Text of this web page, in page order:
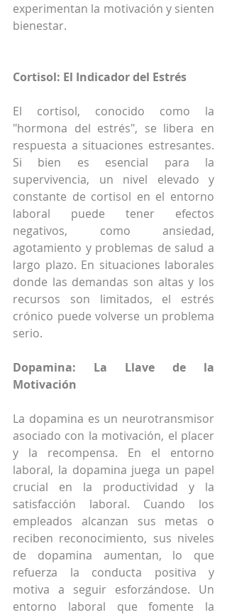
experimentan la motivación y sienten
bienestar.
Cortisol: El Indicador del Estrés
El cortisol, conocido como la
"hormona del estrés", se libera en
respuesta a situaciones estresantes.
Si bien es esencial para la
supervivencia, un nivel elevado y
constante de cortisol en el entorno
laboral puede tener efectos
negativos, como ansiedad,
agotamiento y problemas de salud a
largo plazo. En situaciones laborales
donde las demandas son altas y los
recursos son limitados, el estrés
crónico puede volverse un problema
serio.
Dopamina: La Llave de la
Motivación
La dopamina es un neurotransmisor
asociado con la motivación, el placer
y la recompensa. En el entorno
laboral, la dopamina juega un papel
crucial en la productividad y la
satisfacción laboral. Cuando los
empleados alcanzan sus metas o
reciben reconocimiento, sus niveles
de dopamina aumentan, lo que
refuerza la conducta positiva y
motiva a seguir esforzándose. Un
entorno laboral que fomente la